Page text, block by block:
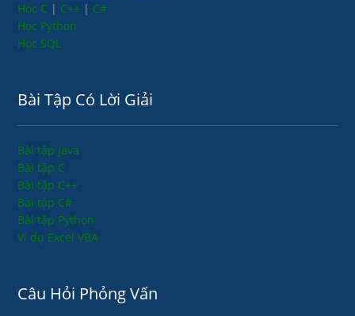
Học C | C++ | C#
Học Python
Học SQL
Bài Tập Có Lời Giải
Bài tập Java
Bài tập C
Bài tập C++
Bài tập C#
Bài tập Python
Ví dụ Excel VBA
Câu Hỏi Phỏng Vấn